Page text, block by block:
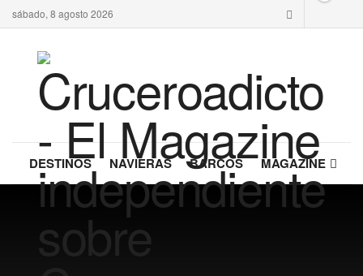
sábado, 8 agosto 2026
DESTINOS NAVIERAS BARCOS MAGAZINE